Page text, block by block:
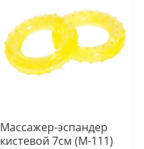
Массажер-эспандер
кистевой 7см (М-111)